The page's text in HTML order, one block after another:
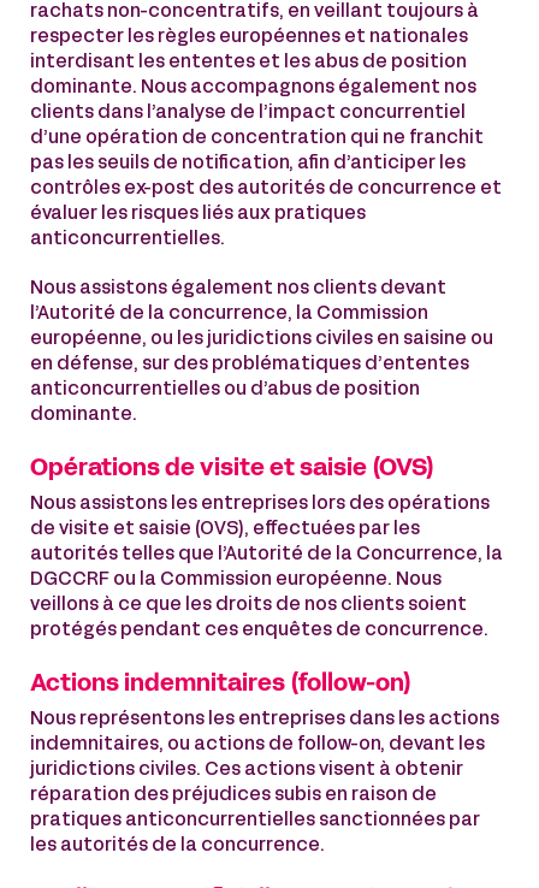
rachats non-concentratifs, en veillant toujours à
respecter les règles européennes et nationales
interdisant les ententes et les abus de position
dominante. Nous accompagnons également nos
clients dans l’analyse de l’impact concurrentiel
d’une opération de concentration qui ne franchit
pas les seuils de notification, afin d’anticiper les
contrôles ex-post des autorités de concurrence et
évaluer les risques liés aux pratiques
anticoncurrentielles.
Nous assistons également nos clients devant
l’Autorité de la concurrence, la Commission
européenne, ou les juridictions civiles en saisine ou
en défense, sur des problématiques d’ententes
anticoncurrentielles ou d’abus de position
dominante.
Opérations de visite et saisie (OVS)
Nous assistons les entreprises lors des opérations
de visite et saisie (OVS), effectuées par les
autorités telles que l’Autorité de la Concurrence, la
DGCCRF ou la Commission européenne. Nous
veillons à ce que les droits de nos clients soient
protégés pendant ces enquêtes de concurrence.
Actions indemnitaires (follow-on)
Nous représentons les entreprises dans les actions
indemnitaires, ou actions de follow-on, devant les
juridictions civiles. Ces actions visent à obtenir
réparation des préjudices subis en raison de
pratiques anticoncurrentielles sanctionnées par
les autorités de la concurrence.